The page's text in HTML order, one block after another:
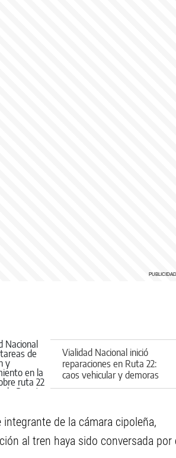
Vialidad Nacional inició
reparaciones en Ruta 22:
caos vehicular y demoras
en el regreso a casa
de la cámara cipoleña,
al tren haya sido conversada por